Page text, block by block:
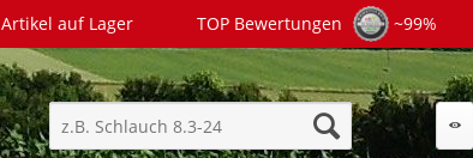
auf Lager TOP Bewertungen ~99%